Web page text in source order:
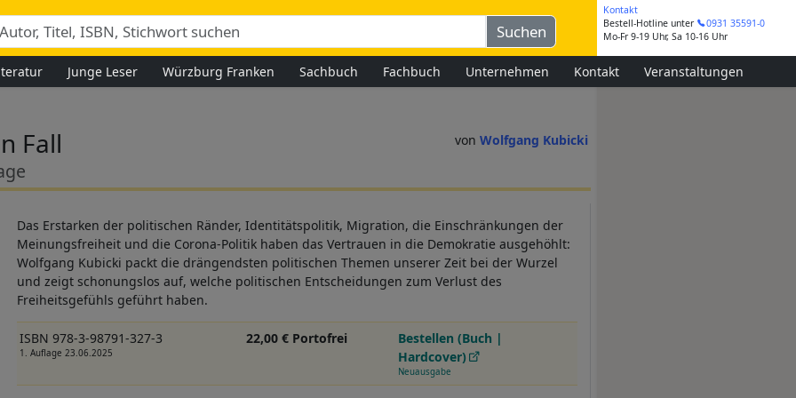
Kontakt
Bestell-Hotline unter
0931 35591-0
Mo-Fr 9-19 Uhr, Sa 10-16 Uhr
Junge Leser Würzburg Franken Sachbuch Fachbuch Unternehmen Kontakt Veranstaltungen
Wolfgang Kubicki
Fall
Das Erstarken der politischen Ränder, Identitätspolitik, Migration, die Einschränkungen der
Meinungsfreiheit und die Corona-Politik haben das Vertrauen in die Demokratie ausgehöhlt:
Wolfgang Kubicki packt die drängendsten politischen Themen unserer Zeit bei der Wurzel
und zeigt schonungslos auf, welche politischen Entscheidungen zum Verlust des
Freiheitsgefühls geführt haben.
ISBN 978-3-98791-327-3
1. Auflage 23.06.2025
22,00 € Portofrei
Bestellen (Buch |
Hardcover)
Neuausgabe